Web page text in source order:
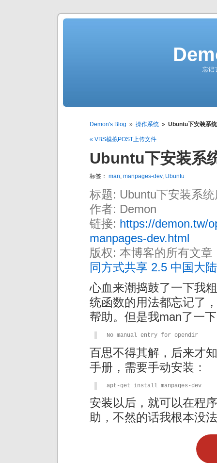
忘记
Demon's Blog » 操作系统 » Ubuntu下安装系
« VBS模拟POST上传文件
Ubuntu下安装系
标签： man, manpages-dev, Ubuntu
标题: Ubuntu下安装系
作者: Demon
链接: https://demon.tw/
manpages-dev.html
版权: 本博客的所有文章
同方式共享 2.5 中国大陆
心血来潮捣鼓了一下我
统函数的用法都忘记了
帮助。但是我man了一
No manual entry for opendir
百思不得其解，后来才
手册，需要手动安装：
apt-get install manpages-dev
安装以后，就可以在程
助，不然的话我根本没